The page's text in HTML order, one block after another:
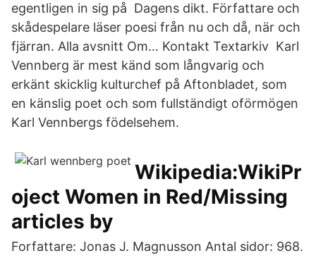
egentligen in sig på Dagens dikt. Författare och
skådespelare läser poesi från nu och då, när och
fjärran. Alla avsnitt Om… Kontakt Textarkiv Karl
Vennberg är mest känd som långvarig och
erkänt skicklig kulturchef på Aftonbladet, som
en känslig poet och som fullständigt oförmögen
Karl Vennbergs födelsehem.
Wikipedia:WikiPr
oject Women in Red/Missing
articles by
Forfattare: Jonas J. Magnusson Antal sidor: 968.